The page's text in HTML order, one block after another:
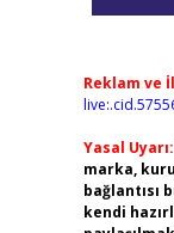
Reklam ve
Yasal Uyarı:
marka,
bağlantısı
kendi